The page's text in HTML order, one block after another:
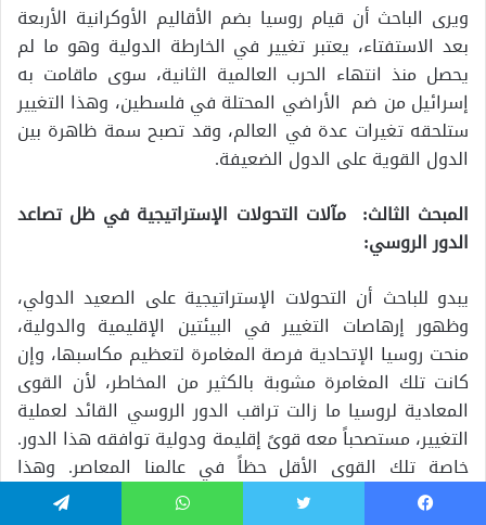
ويرى الباحث أن قيام روسيا بضم الأقاليم الأوكرانية الأربعة
بعد الاستفتاء، يعتبر تغيير في الخارطة الدولية وهو ما لم
يحصل منذ انتهاء الحرب العالمية الثانية، سوى ماقامت به
إسرائيل من ضم الأراضي المحتلة في فلسطين، وهذا التغيير
ستلحقه تغيرات عدة في العالم، وقد تصبح سمة ظاهرة بين
الدول القوية على الدول الضعيفة.
المبحث الثالث: مآلات التحولات الإستراتيجية في ظل تصاعد
الدور الروسي:
يبدو للباحث أن التحولات الإستراتيجية على الصعيد الدولي،
وظهور إرهاصات التغيير في البيئتين الإقليمية والدولية،
منحت روسيا الإتحادية فرصة المغامرة لتعظيم مكاسبها، وإن
كانت تلك المغامرة مشوبة بالكثير من المخاطر، لأن القوى
المعادية لروسيا ما زالت تراقب الدور الروسي القائد لعملية
التغيير، مستصحباً معه قوىً إقليمة ودولية توافقه هذا الدور.
خاصة تلك القوى الأقل حظاً في عالمنا المعاصر. وهذا
يستدعي إلقاء نظرة على تقسيمات هذه الدول, وحسب